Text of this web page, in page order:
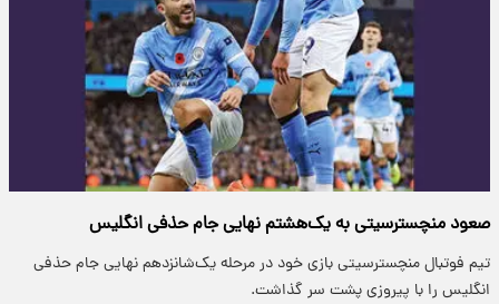
صعود منچسترسیتی به یک‌هشتم نهایی جام حذفی انگلیس
تیم فوتبال منچسترسیتی بازی خود در مرحله یک‌شانزدهم نهایی جام حذفی
انگلیس را با پیروزی پشت سر گذاشت.